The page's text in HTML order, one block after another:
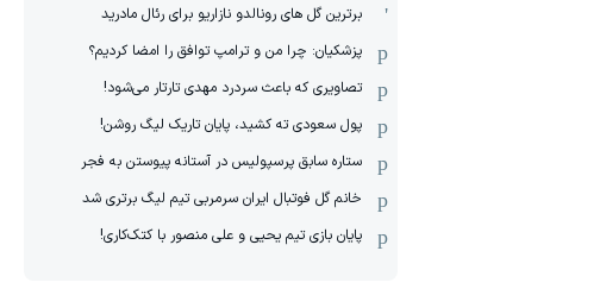
برترین گل های رونالدو نازاریو برای رئال مادرید
پزشکیان: چرا من و ترامپ توافق را امضا کردیم؟
تصاویری که باعث سردرد مهدی تارتار می‌شود!
پول سعودی ته کشید، پایان تاریک لیگ روشن!
ستاره سابق پرسپولیس در آستانه پیوستن به فجر
خانم گل فوتبال ایران سرمربی تیم لیگ برتری شد
پایان بازی تیم یحیی و علی منصور با کتک‌کاری!